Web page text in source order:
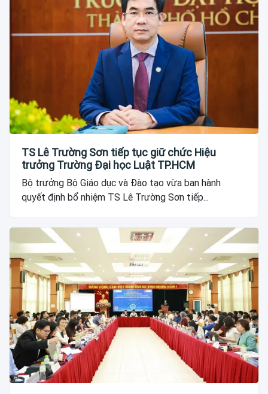
TS Lê Trường Sơn tiếp tục giữ chức Hiệu
trưởng Trường Đại học Luật TP.HCM
Bộ trưởng Bộ Giáo dục và Đào tạo vừa ban hành
quyết định bổ nhiệm TS Lê Trường Sơn tiếp...